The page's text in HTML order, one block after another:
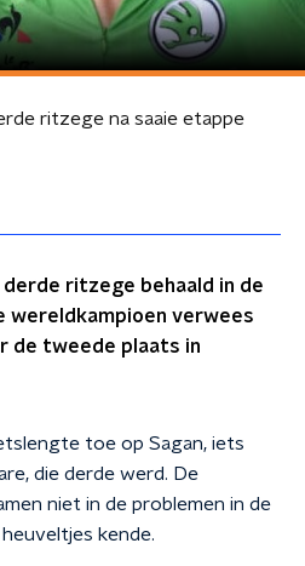
ritzege na saaie etappe
ritzege behaald in de
wereldkampioen verwees
de tweede plaats in
toe op Sagan, iets
die derde werd. De
niet in de problemen in de
kende.